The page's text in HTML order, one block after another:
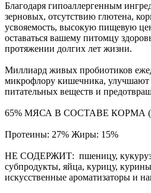
Благодаря гипоаллергенным
зерновых, отсутствию глютена,
усвояемость, высокую пищевую
оставаться вашему питомцу
протяжении долгих лет жизни.
Миллиард живых пробиотиков
микрофлору кишечника, улучшают
питательных веществ и
65% МЯСА В СОСТАВЕ КОРМА (4
Протеины: 27% Жиры: 15%
НЕ СОДЕРЖИТ: пшеницу,
субпродукты, яйца, курицу,
искусственные ароматизаторы и